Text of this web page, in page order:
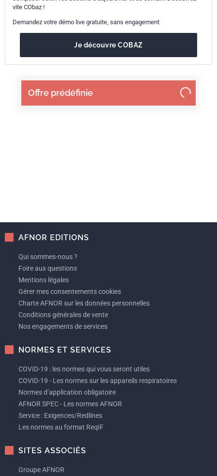
Offre prédéfinie
vite CObaz !
Demandez votre démo live gratuite, sans engagement
Je découvre COBAZ
AFNOR EDITIONS
Qui sommes-nous ?
Foire aux questions
Mentions légales
Gérer mes consentements cookies
Charte AFNOR sur les données personnelles
Conditions générales de vente
Nos engagements de services
NORMES ET SERVICES
COVID-19 : les normes qui vous seront utiles
COVID-19 - Les normes sur les appareils respiratoires
Normes d’application obligatoire
AFNOR SPEC - Les normes AFNOR
Service : Exigences/Redlines
Les normes au format ReqIF
SITES ASSOCIÉS
Groupe AFNOR